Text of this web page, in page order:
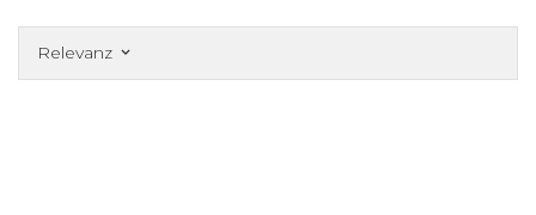
Relevanz keyboard_arrow_down